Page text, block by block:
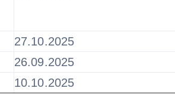
27.10.2025
26.09.2025
10.10.2025